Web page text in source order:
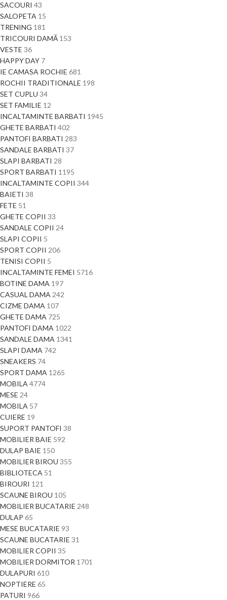
SACOURI 43
SALOPETA 15
TRENING 181
TRICOURI DAMĂ 153
VESTE 36
HAPPY DAY 7
IE CAMASA ROCHIE 681
ROCHII TRADITIONALE 198
SET CUPLU 34
SET FAMILIE 12
INCALTAMINTE BARBATI 1945
GHETE BARBATI 402
PANTOFI BARBATI 283
SANDALE BARBATI 37
SLAPI BARBATI 28
SPORT BARBATI 1195
INCALTAMINTE COPII 344
BAIETI 38
FETE 51
GHETE COPII 33
SANDALE COPII 24
SLAPI COPII 5
SPORT COPII 206
TENISI COPII 5
INCALTAMINTE FEMEI 5716
BOTINE DAMA 197
CASUAL DAMA 242
CIZME DAMA 107
GHETE DAMA 725
PANTOFI DAMA 1022
SANDALE DAMA 1341
SLAPI DAMA 742
SNEAKERS 74
SPORT DAMA 1265
MOBILA 4774
MESE 24
MOBILA 57
CUIERE 19
SUPORT PANTOFI 38
MOBILIER BAIE 592
DULAP BAIE 150
MOBILIER BIROU 355
BIBLIOTECA 51
BIROURI 121
SCAUNE BIROU 105
MOBILIER BUCATARIE 248
DULAP 65
MESE BUCATARIE 93
SCAUNE BUCATARIE 31
MOBILIER COPII 35
MOBILIER DORMITOR 1701
DULAPURI 610
NOPTIERE 65
PATURI 966